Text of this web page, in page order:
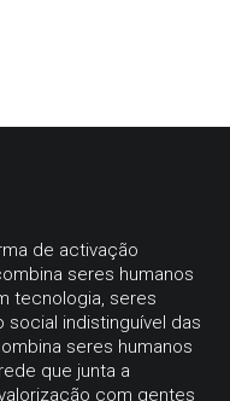
de activação
seres humanos
tecnologia, seres
indistinguível das
seres humanos
que junta a
com gentes